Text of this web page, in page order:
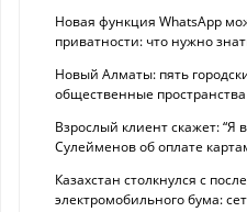
Новая функция WhatsApp
приватности: что нужно
Новый Алматы: пять
общественные пространства
Взрослый клиент скажет:
Сулейменов об оплате
Казахстан столкнулся с
электромобильного бума: